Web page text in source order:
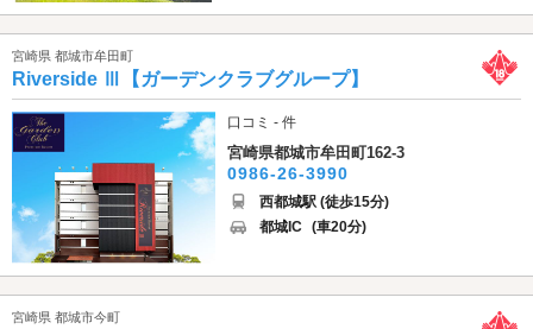
宮崎県 都城市牟田町
Riverside Ⅲ【ガーデンクラブグループ】
口コミ - 件
宮崎県都城市牟田町162-3
0986-26-3990
西都城駅 (徒歩15分)
都城IC (車20分)
宮崎県 都城市今町